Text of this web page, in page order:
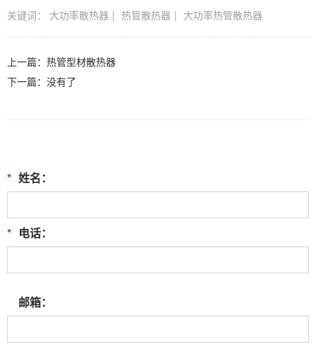
关键词： 大功率散热器 热管散热器 大功率热管散热器
上一篇： 热管型材散热器
下一篇：没有了
* 姓名：
* 电话：
邮箱：